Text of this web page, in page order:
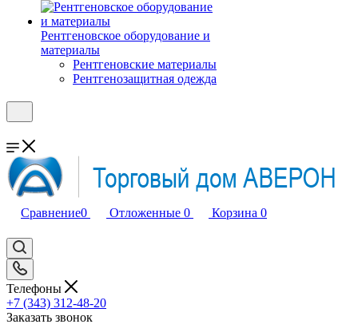
Рентгеновское оборудование и
материалы
Рентгеновские материалы
Рентгенозащитная одежда
Сравнение0 Отложенные 0 Корзина 0
Телефоны
+7 (343) 312-48-20
Заказать звонок